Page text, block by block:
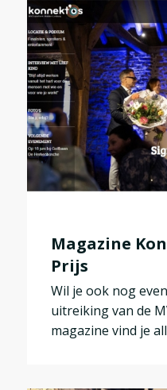
Magazine
Prijs
Wil je ook nog
uitreiking van de
magazine vind je